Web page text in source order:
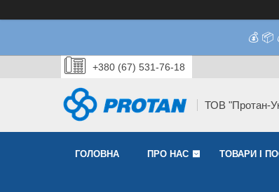
💰 📦
+380 (67) 531-76-18
ТОВ "Протан-
ГОЛОВНА ПРО НАС ТОВАРИ І